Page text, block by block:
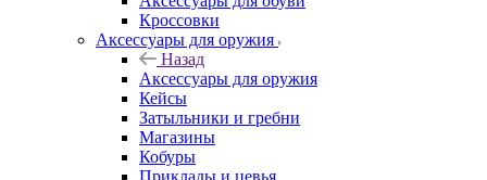
Кроссовки
Аксессуары для оружия
Назад
Аксессуары для оружия
Кейсы
Затыльники и гребни
Магазины
Кобуры
Приклады и цевья